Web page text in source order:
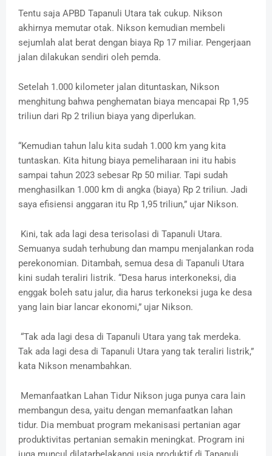
Tentu saja APBD Tapanuli Utara tak cukup. Nikson
akhirnya memutar otak. Nikson kemudian membeli
sejumlah alat berat dengan biaya Rp 17 miliar. Pengerjaan
jalan dilakukan sendiri oleh pemda.
Setelah 1.000 kilometer jalan dituntaskan, Nikson
menghitung bahwa penghematan biaya mencapai Rp 1,95
triliun dari Rp 2 triliun biaya yang diperlukan.
“Kemudian tahun lalu kita sudah 1.000 km yang kita
tuntaskan. Kita hitung biaya pemeliharaan ini itu habis
sampai tahun 2023 sebesar Rp 50 miliar. Tapi sudah
menghasilkan 1.000 km di angka (biaya) Rp 2 triliun. Jadi
saya efisiensi anggaran itu Rp 1,95 triliun,” ujar Nikson.
Kini, tak ada lagi desa terisolasi di Tapanuli Utara.
Semuanya sudah terhubung dan mampu menjalankan roda
perekonomian. Ditambah, semua desa di Tapanuli Utara
kini sudah teraliri listrik. “Desa harus interkoneksi, dia
enggak boleh satu jalur, dia harus terkoneksi juga ke desa
yang lain biar lancar ekonomi,” ujar Nikson.
“Tak ada lagi desa di Tapanuli Utara yang tak merdeka.
Tak ada lagi desa di Tapanuli Utara yang tak teraliri listrik,”
kata Nikson menambahkan.
Memanfaatkan Lahan Tidur Nikson juga punya cara lain
membangun desa, yaitu dengan memanfaatkan lahan
tidur. Dia membuat program mekanisasi pertanian agar
produktivitas pertanian semakin meningkat. Program ini